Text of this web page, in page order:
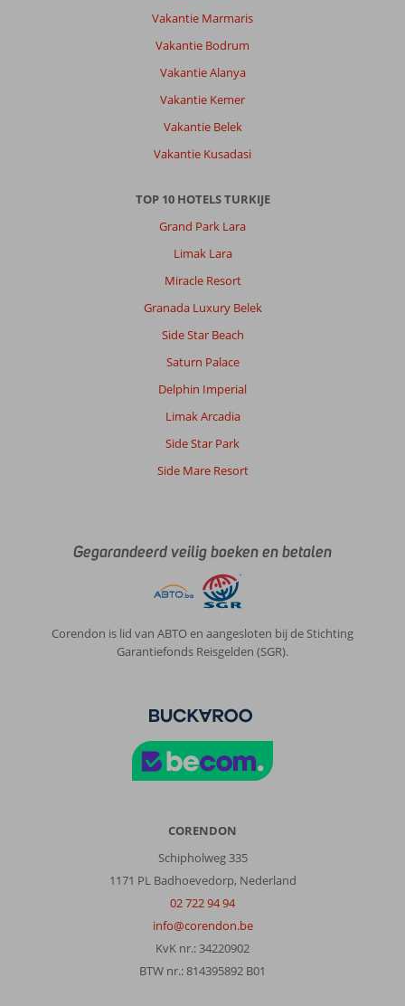
Vakantie Marmaris
Vakantie Bodrum
Vakantie Alanya
Vakantie Kemer
Vakantie Belek
Vakantie Kusadasi
TOP 10 HOTELS TURKIJE
Grand Park Lara
Limak Lara
Miracle Resort
Granada Luxury Belek
Side Star Beach
Saturn Palace
Delphin Imperial
Limak Arcadia
Side Star Park
Side Mare Resort
Gegarandeerd veilig boeken en betalen
Corendon is lid van ABTO en aangesloten bij de Stichting
Garantiefonds Reisgelden (SGR).
CORENDON
Schipholweg 335
1171 PL Badhoevedorp, Nederland
02 722 94 94
info@corendon.be
KvK nr.: 34220902
BTW nr.: 814395892 B01